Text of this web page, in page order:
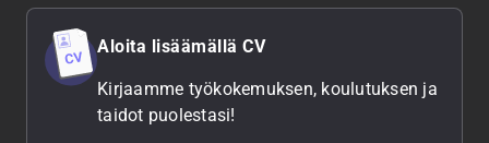
Aloita lisäämällä CV
Kirjaamme työkokemuksen, koulutuksen ja
taidot puolestasi!